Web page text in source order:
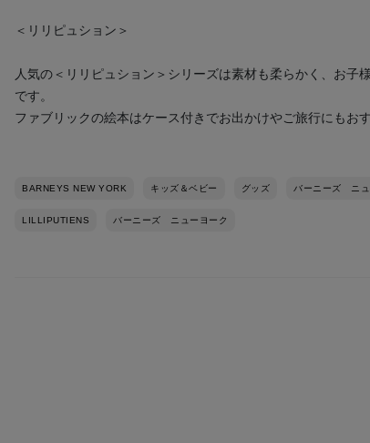
＜リリピュション＞
人気の＜リリピュション＞シリーズは素材も柔らかく、お子
です。
ファブリックの絵本はケース付きでお出かけやご旅行にもお
BARNEYS NEW YORK キッズ＆ベビー グッズ バーニーズ ニュ
LILLIPUTIENS バーニーズ ニューヨーク